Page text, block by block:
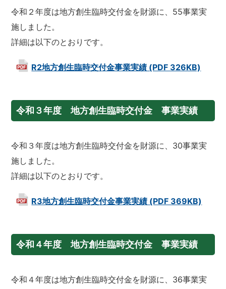
令和２年度は地方創生臨時交付金を財源に、55事業実
施しました。
詳細は以下のとおりです。
R2地方創生臨時交付金事業実績 (PDF 326KB)
令和３年度 地方創生臨時交付金 事業実績
令和３年度は地方創生臨時交付金を財源に、30事業実
施しました。
詳細は以下のとおりです。
R3地方創生臨時交付金事業実績 (PDF 369KB)
令和４年度 地方創生臨時交付金 事業実績
令和４年度は地方創生臨時交付金を財源に、36事業実